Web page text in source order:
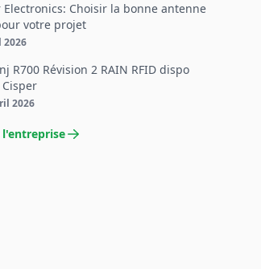
Electronics: Choisir la bonne antenne
votre projet
2026
R700 Révision 2 RAIN RFID dispo
2026